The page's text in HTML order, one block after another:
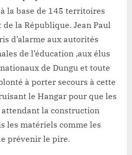
la base de 145 territoires
la République. Jean Paul
d’alarme aux autorités
de l’éducation ,aux élus
de Dungu et toute
à porter secours à cette
le Hangar pour que les
la construction
les matériels comme les
prévenir le pire.